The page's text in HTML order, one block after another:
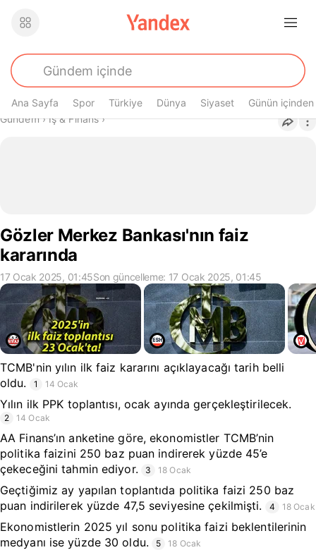
Ana Sayfa Spor Türkiye Dünya Siyaset Günün içinden
Buradasın
Gündem› İş & Finans›
Gözler Merkez Bankası'nın faiz
kararında
17 Ocak 2025, 01:45Son güncelleme: 17 Ocak 2025, 01:45
TCMB'nin yılın ilk faiz kararını açıklayacağı tarih belli
oldu.
1 14 Ocak
Yılın ilk PPK toplantısı, ocak ayında gerçekleştirilecek.
2 14 Ocak
AA Finans’ın anketine göre, ekonomistler TCMB’nin
politika faizini 250 baz puan indirerek yüzde 45’e
çekeceğini tahmin ediyor.
3 18 Ocak
Geçtiğimiz ay yapılan toplantıda politika faizi 250 baz
puan indirilerek yüzde 47,5 seviyesine çekilmişti.
4 18 Ocak
Ekonomistlerin 2025 yıl sonu politika faizi beklentilerinin
medyanı ise yüzde 30 oldu.
5 18 Ocak